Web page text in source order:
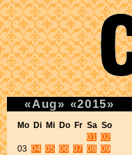
«Aug» «2015»
Mo Di Mi Do Fr Sa So
01
02
03 04 05 06 07 08 09